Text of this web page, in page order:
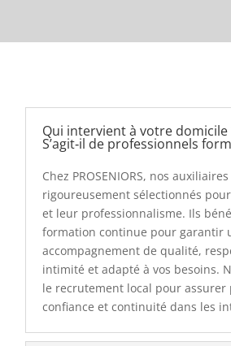
Qui intervient à votre domicile
S’agit‑il de professionnels
Chez PROSENIORS, nos
rigoureusement sélectionnés
et leur professionnalisme. Ils
formation continue pour garantir
accompagnement de qualité,
intimité et adapté à vos besoins.
le recrutement local pour assurer
confiance et continuité dans les